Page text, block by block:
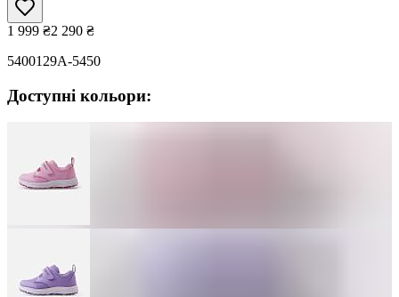
1 999 ₴2 290 ₴
5400129A-5450
Доступні кольори: